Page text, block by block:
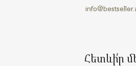
Հետևի՛ր